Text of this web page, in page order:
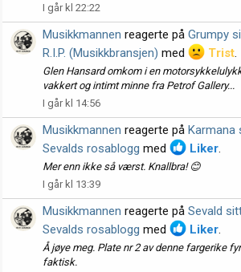
I går kl 22:22
Musikkmannen reagerte på Grumpy
R.I.P. (Musikkbransjen) med Trist.
Glen Hansard omkom i en
vakkert og intimt minne fra Petrof Gallery...
I går kl 14:56
Musikkmannen reagerte på Karmana
Sevalds rosablogg med Liker.
Mer enn ikke så værst. Knallbra! 😊
I går kl 13:39
Musikkmannen reagerte på Sevald
Sevalds rosablogg med Liker.
Å jøye meg. Plate nr 2 av denne fargerike
faktisk.